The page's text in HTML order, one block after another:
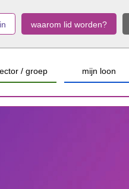
waarom lid worden?
mijn loon
/ groep